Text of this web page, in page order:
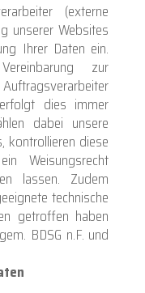
(externe
unserer Websites
Ihrer Daten ein.
zur
dies immer
dabei unsere
kontrollieren diese
Weisungsrecht
lassen. Zudem
technische
getroffen haben
BDSG n.F. und